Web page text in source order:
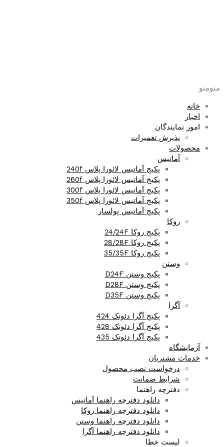
منومنو
خانه
اخبار
امور نمایندگان
پذیرش تعمیرات
محصولات
آماتیس
پکیج آماتیس لائورا پلاس 240f
پکیج آماتیس لائورا پلاس 260f
پکیج آماتیس لائورا پلاس 300f
پکیج آماتیس لائورا پلاس 350f
پکیج آماتیس پولسار
روکا
پکیج روکا 24/24F
پکیج روکا 28/28F
پکیج روکا 35/35F
وستن
پکیج وستن D24F
پکیج وستن D28F
پکیج وستن D35F
آگرا
پکیج آگرا دئوتک 424
پکیج آگرا دئوتک 428
پکیج آگرا دئوتک 435
آزمایشگاه
خدمات مشتریان
درخواست نصب محصول
شرایط ضمانت
دفترچه راهنما
دانلود دفترچه راهنما آماتیس
دانلود دفترچه راهنما روکا
دانلود دفترچه راهنما وستن
دانلود دفترچه راهنما آگرا
لیست خطا